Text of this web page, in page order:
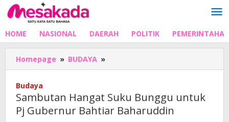
Lewati
ke
HOME NASIONAL DAERAH POLITIK
Homepage » BUDAYA »
Hangat
untuk
Pj
Budaya
Sambutan Hangat Suku Bunggu untuk
Pj Gubernur Bahtiar Baharuddin